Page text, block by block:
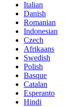
Italian
Danish
Romanian
Indonesian
Czech
Afrikaans
Swedish
Polish
Basque
Catalan
Esperanto
Hindi